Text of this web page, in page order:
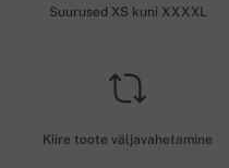
Suurused XS kuni XXXXL
Kiire toote väljavahetamine